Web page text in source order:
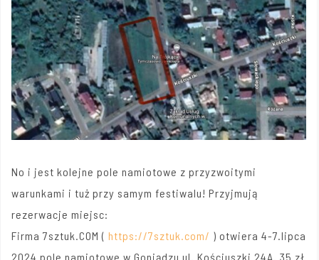
No i jest kolejne pole namiotowe z przyzwoitymi
warunkami i tuż przy samym festiwalu! Przyjmują
rezerwacje miejsc:
Firma 7sztuk.COM ( https://7sztuk.com/ ) otwiera 4-7.lipca
2024 pole namiotowe w Goniądzu ul. Kościuszki 24A. 35 zł